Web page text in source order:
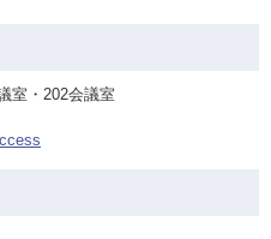
室・202会議室